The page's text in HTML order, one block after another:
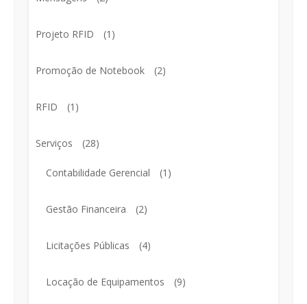
Projeto RFID (1)
Promoção de Notebook (2)
RFID (1)
Serviços (28)
Contabilidade Gerencial (1)
Gestão Financeira (2)
Licitações Públicas (4)
Locação de Equipamentos (9)